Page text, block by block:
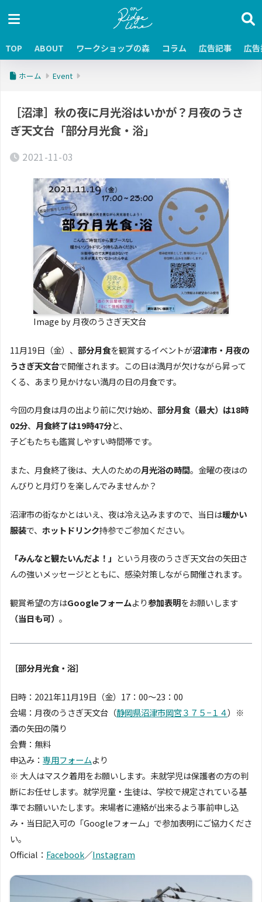
TOP ABOUT ワークショップの森 コラム 広告記事 広
ホーム Event
［沼津］秋の夜に月光浴はいかが？月夜のうさ
ぎ天文台「部分月光食・浴」
2021-11-03
Image by 月夜のうさぎ天文台
11月19日（金）、 部分月食を観賞するイベントが沼津市・月夜の
うさぎ天文台で開催されます。この日は満月が欠けながら昇って
くる、あまり見かけない満月の日の月食です。
今回の月食は月の出より前に欠け始め、 部分月食（最大）は18時
02分、 月食終了は19時47分と、
子どもたちも鑑賞しやすい時間帯です。
また、月食終了後は、大人のための月光浴の時間。金曜の夜はの
んびりと月灯りを楽しんでみませんか？
沼津市の街なかとはいえ、夜は冷え込みますので、当日は暖かい
服装で、 ホットドリンク持参でご参加ください。
「みんなと観たいんだよ！」 という月夜のうさぎ天文台の矢田さ
んの強いメッセージとともに、感染対策しながら開催されます。
観賞希望の方はGoogleフォームより参加表明をお願いします
（当日も可） 。
［部分月光食・浴］
日時：2021年11月19日（金）17：00〜23：00
会場：月夜のうさぎ天文台（静岡県沼津市岡宮３７５−１４）※
酒の矢田の隣り
会費：無料
申込み： 専用フォームより
※ 大人はマスク着用をお願いします。未就学児は保護者の方の判
断にお任せします。就学児童・生徒は、学校で規定されている基
準でお願いいたします。来場者に連絡が出来るよう事前申し込
み・当日記入可の「Googleフォーム」で参加表明にご協力くださ
い。
Official： Facebook／Instagram